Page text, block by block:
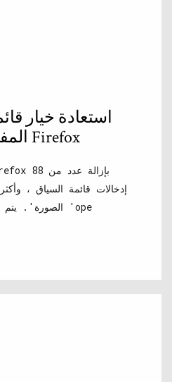
استعادة خيار
المفقودة في متصفح Firefox
إدخالات قائمة السياق ،
الصورة'. يتم الآن استبدال هذا الخيار بـ 'ope